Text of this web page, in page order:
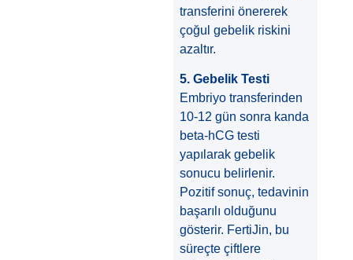
transferini önererek
çoğul gebelik riskini
azaltır.
5. Gebelik Testi
Embriyo transferinden
10-12 gün sonra kanda
beta-hCG testi
yapılarak gebelik
sonucu belirlenir.
Pozitif sonuç, tedavinin
başarılı olduğunu
gösterir. FertiJin, bu
süreçte çiftlere